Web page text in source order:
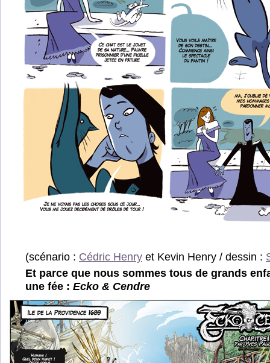
(scénario : Cédric Henry et Kevin Henry / dessin :
Et parce que nous sommes tous de grands
une fée : Ecko & Cendre